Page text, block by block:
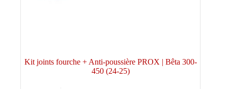
Kit joints fourche + Anti-poussière PROX | Bêta 300-
450 (24-25)